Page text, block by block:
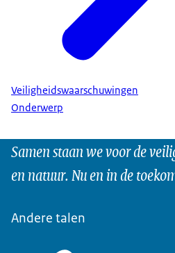
Veiligheidswaarschuwingen
Onderwerp
Samen staan we voor de
en natuur. Nu en in de
Andere talen